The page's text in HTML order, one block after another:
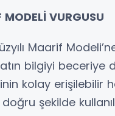
MODELİ VURGUSU
Maarif
bilgiyi beceriye
kolay erişilebilir
şekilde